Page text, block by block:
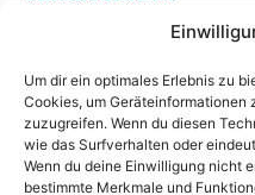
Um dir ein optimales Erlebnis zu
Cookies, um Geräteinformationen
zuzugreifen. Wenn du diesen
wie das Surfverhalten oder
Wenn du deine Einwilligung nicht
bestimmte Merkmale und
Impressum
Bestellvorgang